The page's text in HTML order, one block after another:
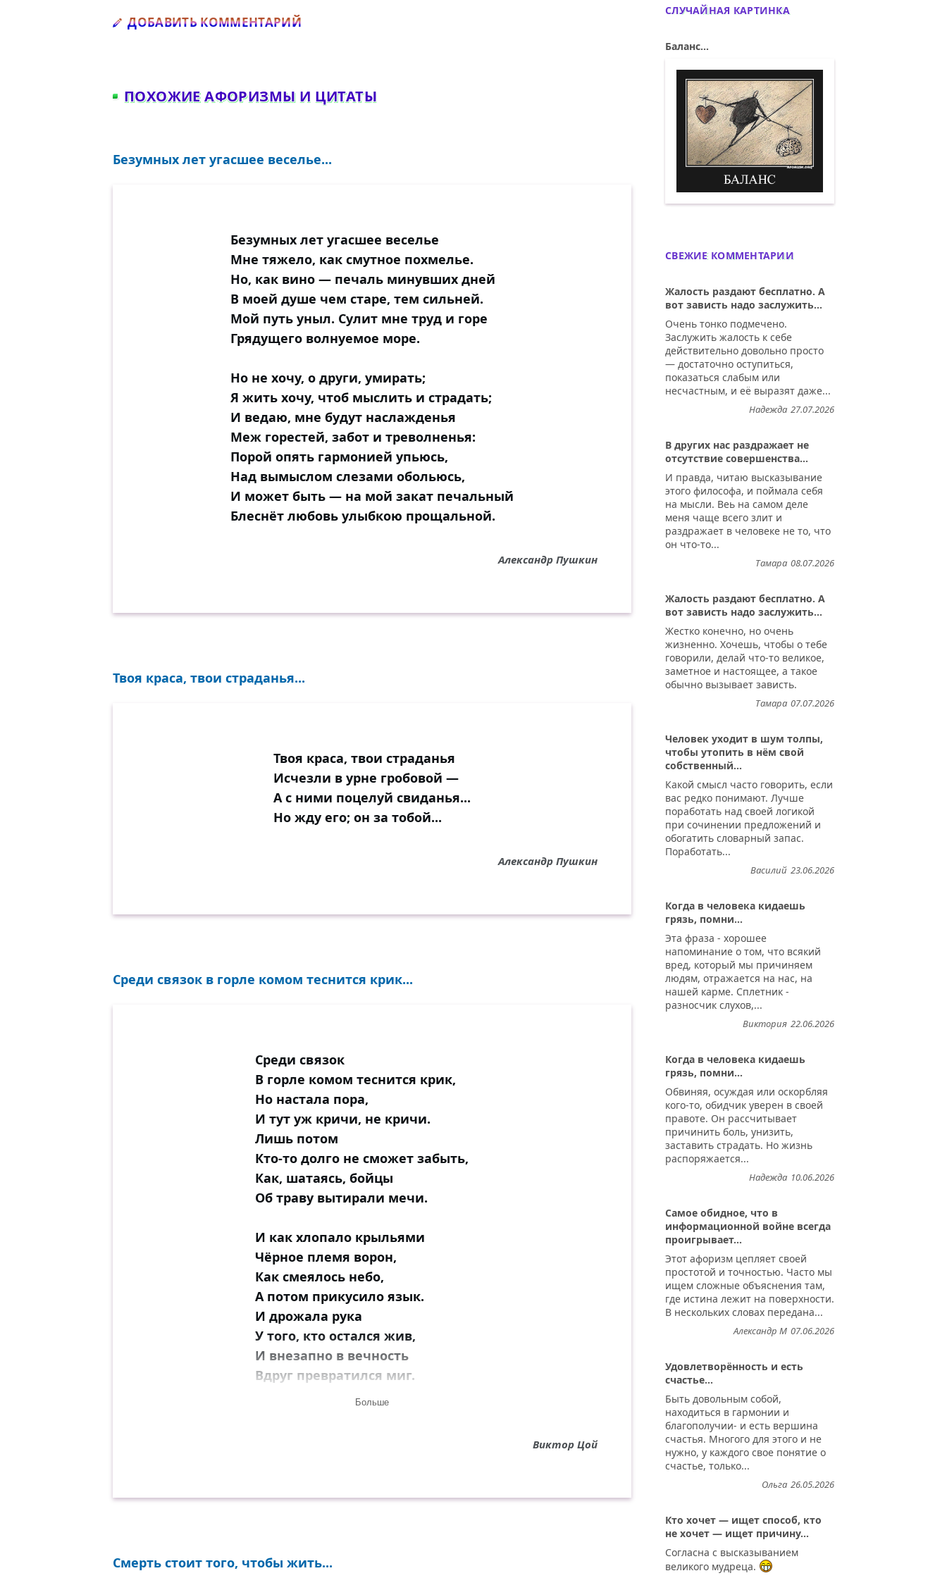
ДОБАВИТЬ КОММЕНТАРИЙ
ПОХОЖИЕ АФОРИЗМЫ И ЦИТАТЫ
Безумных лет угасшее веселье...
Безумных лет угасшее веселье
Мне тяжело, как смутное похмелье.
Но, как вино — печаль минувших дней
В моей душе чем старе, тем сильней.
Мой путь уныл. Сулит мне труд и горе
Грядущего волнуемое море.
Но не хочу, о други, умирать;
Я жить хочу, чтоб мыслить и страдать;
И ведаю, мне будут наслажденья
Меж горестей, забот и треволненья:
Порой опять гармонией упьюсь,
Над вымыслом слезами обольюсь,
И может быть — на мой закат печальный
Блеснёт любовь улыбкою прощальной.
Александр Пушкин
Твоя краса, твои страданья...
Твоя краса, твои страданья
Исчезли в урне гробовой —
А с ними поцелуй свиданья...
Но жду его; он за тобой...
Александр Пушкин
Среди связок в горле комом теснится крик...
Среди связок
В горле комом теснится крик,
Но настала пора,
И тут уж кричи, не кричи.
Лишь потом
Кто-то долго не сможет забыть,
Как, шатаясь, бойцы
Об траву вытирали мечи.
И как хлопало крыльями
Чёрное племя ворон,
Как смеялось небо,
А потом прикусило язык.
И дрожала рука
У того, кто остался жив,
И внезапно в вечность
Вдруг превратился миг.
Как раскинув руки,
Больше
Виктор Цой
Смерть стоит того, чтобы жить...
СЛУЧАЙНАЯ КАРТИНКА
Баланс...
Баланс. Демотиватор
СВЕЖИЕ КОММЕНТАРИИ
Жалость раздают бесплатно. А
вот зависть надо заслужить...
Очень тонко подмечено.
Заслужить жалость к себе
действительно довольно просто
— достаточно оступиться,
показаться слабым или
несчастным, и её выразят даже...
27.07.2026
Надежда
В других нас раздражает не
отсутствие совершенства...
И правда, читаю высказывание
этого философа, и поймала себя
на мысли. Веь на самом деле
меня чаще всего злит и
раздражает в человеке не то, что
он что-то...
08.07.2026
Тамара
Жалость раздают бесплатно. А
вот зависть надо заслужить...
Жестко конечно, но очень
жизненно. Хочешь, чтобы о тебе
говорили, делай что-то великое,
заметное и настоящее, а такое
обычно вызывает зависть.
07.07.2026
Тамара
Человек уходит в шум толпы,
чтобы утопить в нём свой
собственный...
Какой смысл часто говорить, если
вас редко понимают. Лучше
поработать над своей логикой
при сочинении предложений и
обогатить словарный запас.
Поработать...
23.06.2026
Василий
Когда в человека кидаешь
грязь, помни...
Эта фраза - хорошее
напоминание о том, что всякий
вред, который мы причиняем
людям, отражается на нас, на
нашей карме. Сплетник -
разносчик слухов,...
22.06.2026
Виктория
Когда в человека кидаешь
грязь, помни...
Обвиняя, осуждая или оскорбляя
кого-то, обидчик уверен в своей
правоте. Он рассчитывает
причинить боль, унизить,
заставить страдать. Но жизнь
распоряжается...
10.06.2026
Надежда
Самое обидное, что в
информационной войне всегда
проигрывает...
Этот афоризм цепляет своей
простотой и точностью. Часто мы
ищем сложные объяснения там,
где истина лежит на поверхности.
В нескольких словах передана...
07.06.2026
Александр М
Удовлетворённость и есть
счастье...
Быть довольным собой,
находиться в гармонии и
благополучии- и есть вершина
счастья. Многого для этого и не
нужно, у каждого свое понятие о
счастье, только...
26.05.2026
Ольга
Кто хочет — ищет способ, кто
не хочет — ищет причину...
Согласна с высказыванием
великого мудреца.